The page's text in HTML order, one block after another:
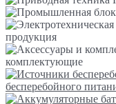
продукция
комплектующие
бесперебойного